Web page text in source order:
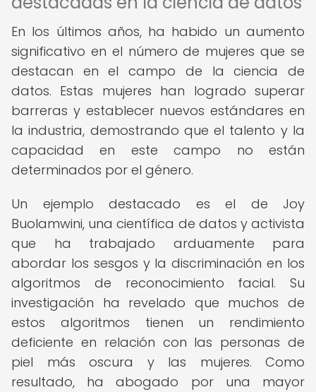
En los últimos años, ha habido un aumento
significativo en el número de mujeres que se
destacan en el campo de la ciencia de
datos. Estas mujeres han logrado superar
barreras y establecer nuevos estándares en
la industria, demostrando que el talento y la
capacidad en este campo no están
determinados por el género.
Un ejemplo destacado es el de Joy
Buolamwini, una científica de datos y activista
que ha trabajado arduamente para
abordar los sesgos y la discriminación en los
algoritmos de reconocimiento facial. Su
investigación ha revelado que muchos de
estos algoritmos tienen un rendimiento
deficiente en relación con las personas de
piel más oscura y las mujeres. Como
resultado, ha abogado por una mayor